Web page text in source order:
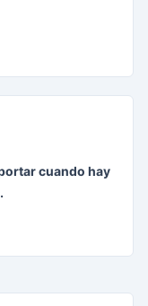
cuando hay